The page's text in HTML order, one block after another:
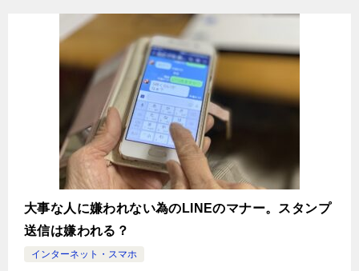
大事な人に嫌われない為のLINEのマナー。スタンプ
送信は嫌われる？
インターネット・スマホ